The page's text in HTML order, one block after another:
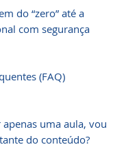
do “zero” até a
com segurança
(FAQ)
apenas uma aula, vou
do conteúdo?